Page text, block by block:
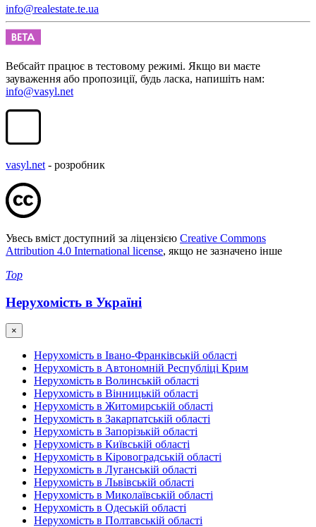
info@realestate.te.ua
Вебсайт працює в тестовому режимі. Якщо ви маєте
зауваження або пропозиції, будь ласка, напишіть нам:
info@vasyl.net
vasyl.net - розробник
Увесь вміст доступний за ліцензією Creative Commons
Attribution 4.0 International license, якщо не зазначено інше
Top
Нерухомість в Україні
×
Нерухомість в Івано-Франківській області
Нерухомість в Автономній Республіці Крим
Нерухомість в Волинській області
Нерухомість в Вінницькій області
Нерухомість в Житомирській області
Нерухомість в Закарпатській області
Нерухомість в Запорізькій області
Нерухомість в Київській області
Нерухомість в Кіровоградській області
Нерухомість в Луганській області
Нерухомість в Львівській області
Нерухомість в Миколаївській області
Нерухомість в Одеській області
Нерухомість в Полтавській області